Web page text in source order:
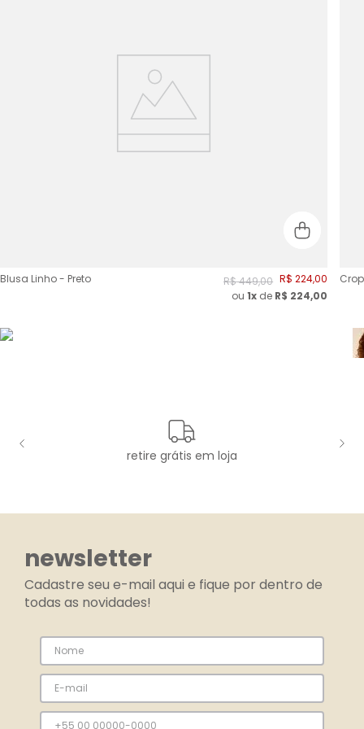
Blusa Linho - Preto R$449,00 R$ 224,00
ou1x de R$ 224,00
retire grátis em loja
newsletter
Cadastre seu e-mail aqui e fique por dentro de
todas as novidades!